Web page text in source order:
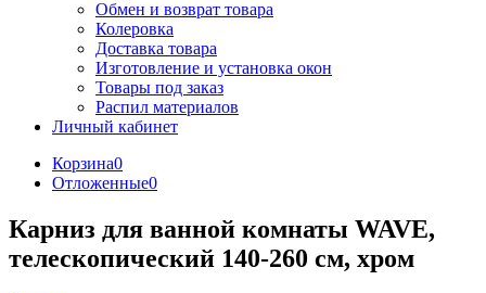
Обмен и возврат товара
Колеровка
Доставка товара
Изготовление и установка окон
Товары под заказ
Распил материалов
Личный кабинет
Корзина0
Отложенные0
Карниз для ванной комнаты WAVE,
телескопический 140-260 см, хром